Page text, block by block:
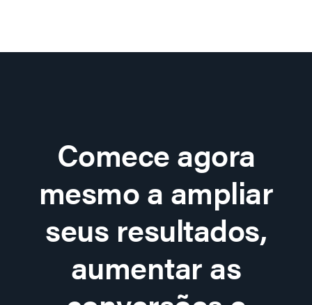
Comece agora
mesmo a ampliar
seus resultados,
aumentar as